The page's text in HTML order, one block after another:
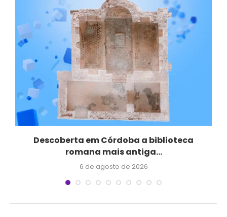
Descoberta em Córdoba a biblioteca
romana mais antiga...
6 de agosto de 2026